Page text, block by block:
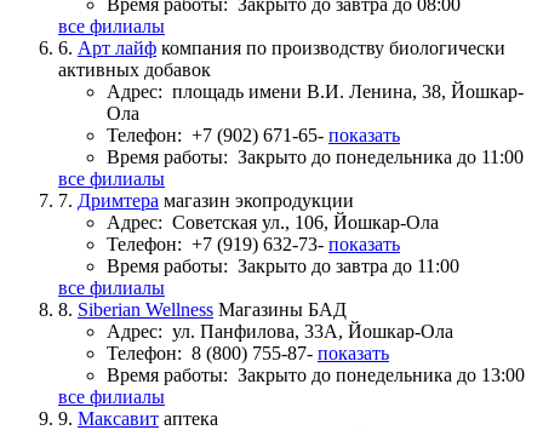
все филиалы
6. Арт лайф компания по производству биологически
активных добавок
Адрес: площадь имени В.И. Ленина, 38, Йошкар-
Ола
Телефон: +7 (902) 671-65- показать
Время работы: Закрыто до понедельника до 11:00
все филиалы
7. Дримтера магазин экопродукции
Адрес: Советская ул., 106, Йошкар-Ола
Телефон: +7 (919) 632-73- показать
Время работы: Закрыто до завтра до 11:00
все филиалы
8. Siberian Wellness Магазины БАД
Адрес: ул. Панфилова, 33А, Йошкар-Ола
Телефон: 8 (800) 755-87- показать
Время работы: Закрыто до понедельника до 13:00
все филиалы
9. Максавит аптека